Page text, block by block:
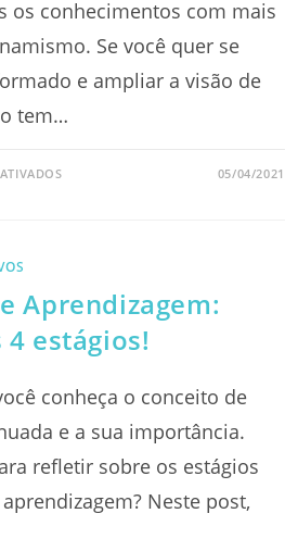
os conhecimentos com mais
Se você quer se
e ampliar a visão de
tem…
EM
EM
2021?
05/04/2021
Aprendizagem:
4 estágios!
conheça o conceito de
e a sua importância.
refletir sobre os estágios
Neste post,